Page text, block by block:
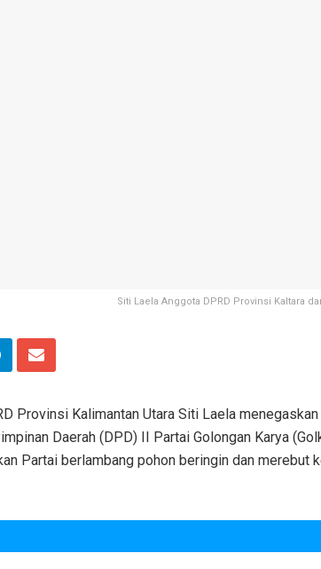
Siti Laela Anggota DPRD Provinsi Kaltara
Provinsi Kalimantan Utara Siti Laela
Daerah (DPD) II Partai Golongan Karya
Partai berlambang pohon beringin dan merebut